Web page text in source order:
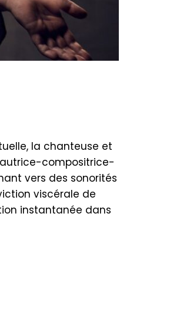
la chanteuse et
compositrice-
vers des sonorités
viscérale de
instantanée dans